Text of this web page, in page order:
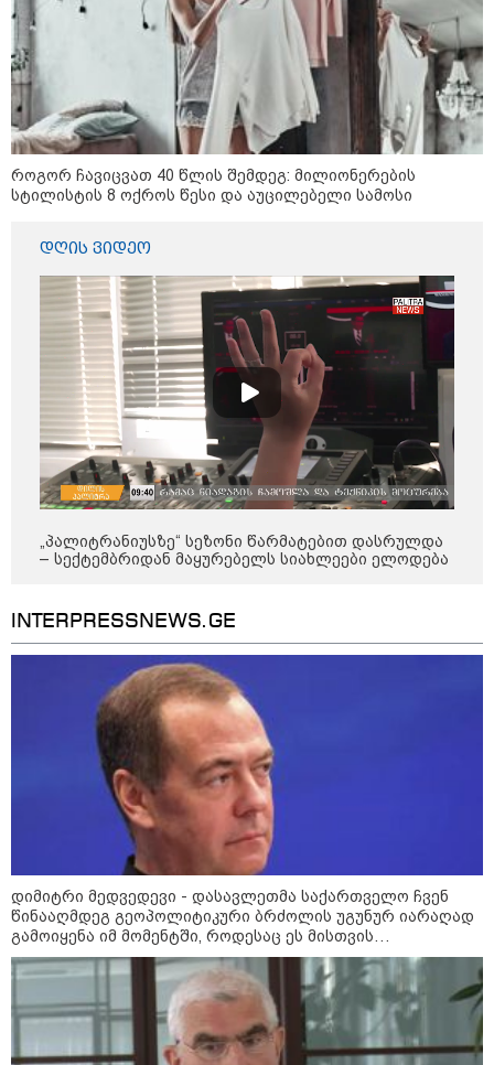
კატეგორიის ყველა სიახლე
„წარმოებულია საქართველოში“ -
ქართული თაფლი ჩინეთის
განსხვავდება თუ არა
სუპერმარკეტსა და ბაზარში
შეძენილი ხორცი ხარისხით -
ასოციაციის განმარტება
მსოფლიო სასიცოცხლოდ
მნიშვნელოვანი პროდუქტის
დეფიციტის წინაშე დგას
კონფლიქტები
როგორ ჩავიცვათ 40 წლის შემდეგ: მილიონერების
სტილისტის 8 ოქროს წესი და აუცილებელი სამოსი
დღის ვიდეო
„პალიტრანიუსზე“ სეზონი წარმატებით დასრულდა
– სექტემბრიდან მაყურებელს სიახლეები ელოდება
INTERPRESSNEWS.GE
დიმიტრი მედვედევი - დასავლეთმა საქართველო ჩვენ
წინააღმდეგ გეოპოლიტიკური ბრძოლის უგუნურ იარაღად
გამოიყენა იმ მომენტში, როდესაც ეს მისთვის
ხელსაყრელი იყო